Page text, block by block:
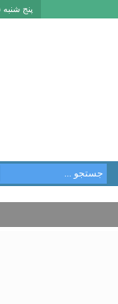
پنج شنبه ۱۵ مرداد ۱۴۰۵ - Thursday 6 Aug 2026